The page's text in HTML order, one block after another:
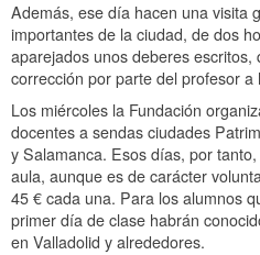
Además, ese día hacen una visita
importantes de la ciudad, de dos
aparejados unos deberes
corrección por parte del profesor
Los miércoles la Fundación
docentes a sendas ciudades
y Salamanca. Esos días, por
aula, aunque es de carácter
45 € cada una. Para los alumnos
primer día de clase habrán
en Valladolid y alrededores.